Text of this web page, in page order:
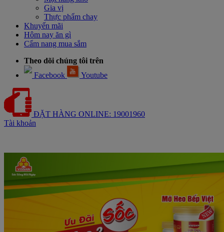
Gia vị
Thực phẩm chay
Khuyến mãi
Hôm nay ăn gì
Cẩm nang mua sắm
Theo dõi chúng tôi trên
Facebook
Youtube
ĐẶT HÀNG ONLINE: 19001960
Tài khoản